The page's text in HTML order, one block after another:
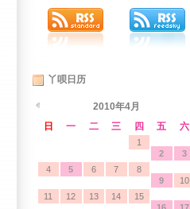
丫呗日历
2010年4月
日
一 二 三 四 五 六
1
2
3
4
5 6 7
8
9
10
11
12 13 14
15